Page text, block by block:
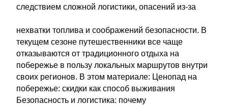
следствием сложной логистики, опасений из-за
нехватки топлива и соображений безопасности. В
текущем сезоне путешественники все чаще
отказываются от традиционного отдыха на
побережье в пользу локальных маршрутов внутри
своих регионов. В этом материале: Ценопад на
побережье: скидки как способ выживания
Безопасность и логистика: почему